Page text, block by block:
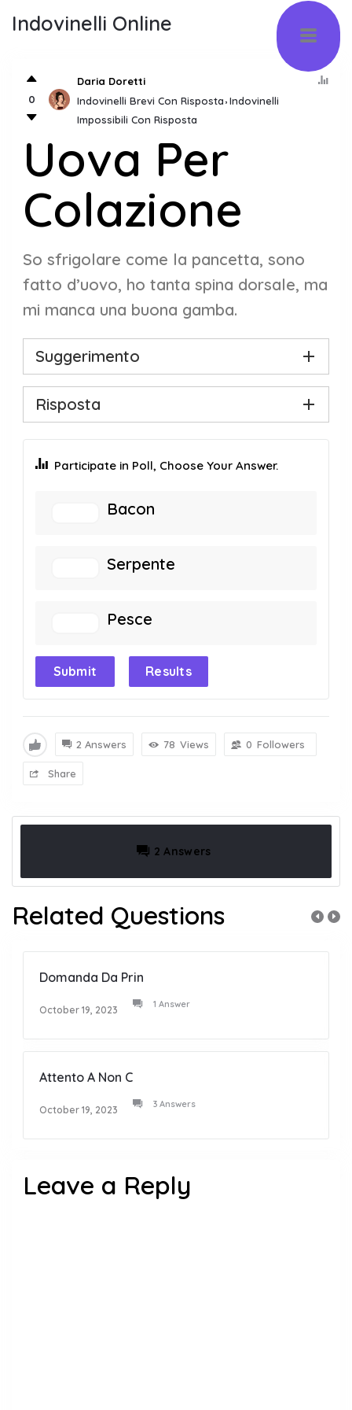
Indovinelli Online
0
Daria Doretti
Indovinelli Brevi Con Risposta Indovinelli
Impossibili Con Risposta
Uova Per
Colazione
So sfrigolare come la pancetta, sono
fatto d’uovo, ho tanta spina dorsale, ma
mi manca una buona gamba.
Suggerimento
Risposta
Participate in Poll, Choose Your Answer.
Bacon
Serpente
Pesce
Submit Results
2 Answers 78 Views 0 Followers
Share
2 Answers
Related Questions
Domanda Da Prin
October 19, 2023 1 Answer
Attento A Non C
October 19, 2023 3 Answers
Leave a Reply